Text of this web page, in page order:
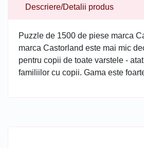
Descriere/Detalii produs
Puzzle de 1500 de piese marca
marca Castorland este mai mic
pentru copii de toate varstele -
familiilor cu copii. Gama este